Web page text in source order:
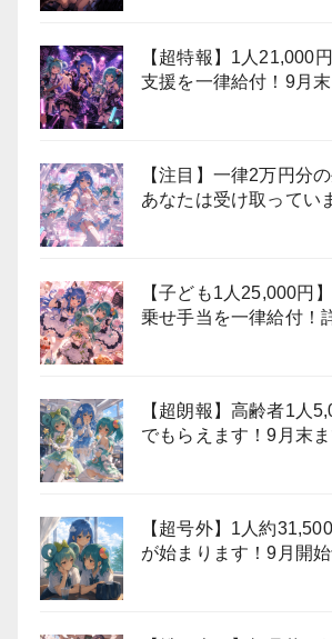
【超特報】1人21,000
支援を一律給付！9月
【注目】一律2万円分
あなたは受け取ってい
【子ども1人25,000円
乗せ手当を一律給付！
【超朗報】高齢者1人
でもらえます！9月末
【超号外】1人約
が始まります！9月開